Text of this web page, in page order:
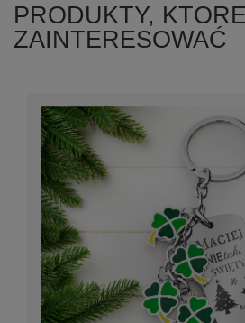
PRODUKTY,
ZAINTERESOWAĆ